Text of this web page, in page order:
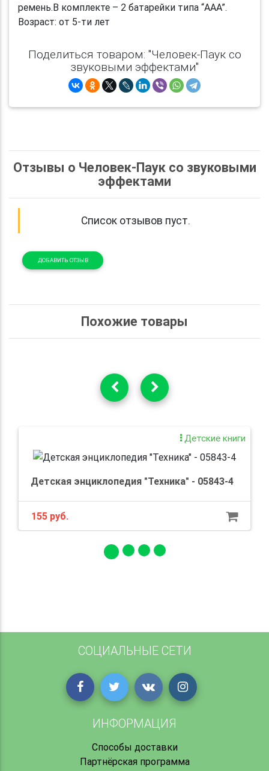
ремень.В комплекте – 2 батарейки типа “AAA”.
Возраст: от 5-ти лет
Поделиться товаром: "Человек-Паук со
звуковыми эффектами"
Отзывы о Человек-Паук со звуковыми
эффектами
Список отзывов пуст.
ДОБАВИТЬ ОТЗЫВ
Похожие товары
Детские книги
Детская энциклопедия "Техника" - 05843-4
155 руб.
СОЦИАЛЬНЫЕ СЕТИ
ИНФОРМАЦИЯ
Способы доставки
Партнёрская программа